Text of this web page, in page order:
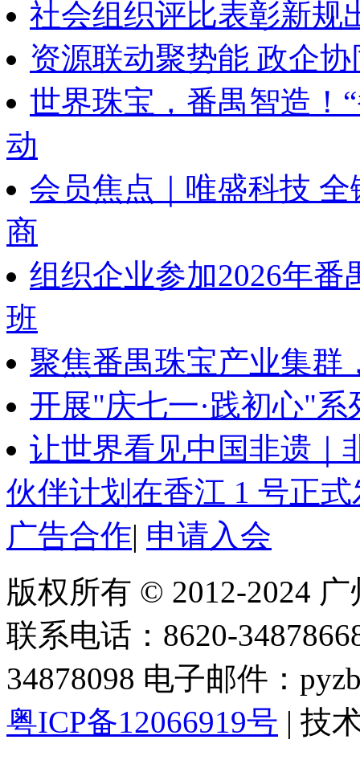
社会组织评比表彰新规
资源联动聚势能 政企
世界珠宝，番禺智造！
动
会员焦点｜唯盛科技
商
组织企业参加2026年
班
聚焦番禺珠宝产业集群
开展"庆七一·践初心"系
让世界看见中国非遗｜
伙伴计划在香江 1 号正
广告合作| 申请入会
版权所有 © 2012-2024
联系电话：8620-
34878098 电子邮件：
粤ICP备12066919号 | 技